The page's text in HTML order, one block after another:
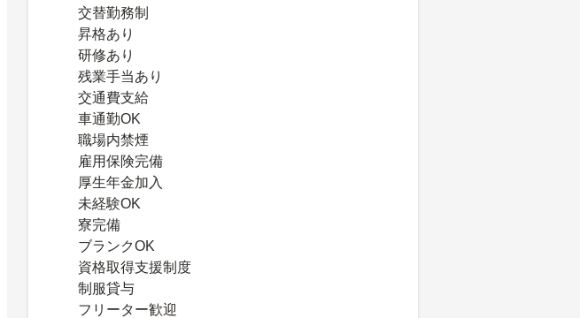
交替勤務制
昇格あり
研修あり
残業手当あり
交通費支給
車通勤OK
職場内禁煙
雇用保険完備
厚生年金加入
未経験OK
寮完備
ブランクOK
資格取得支援制度
制服貸与
フリーター歓迎